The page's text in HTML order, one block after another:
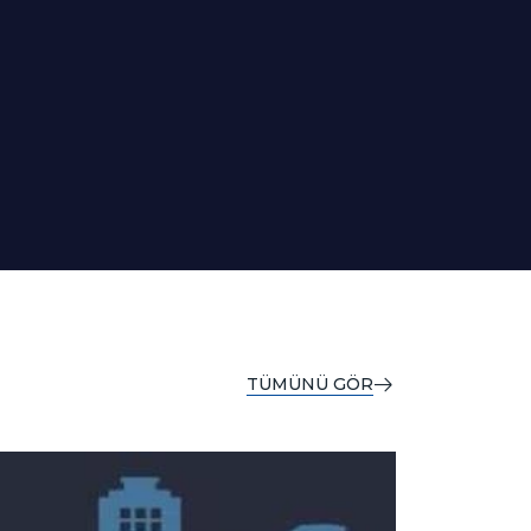
TÜMÜNÜ GÖR